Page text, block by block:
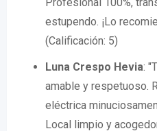
estupendo. ¡Lo
(Calificación: 5)
Luna Crespo Hevia:
amable y respetuoso.
eléctrica
Local limpio y